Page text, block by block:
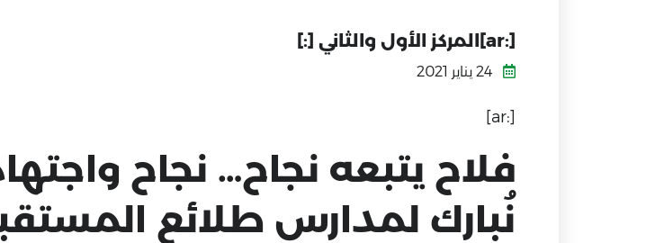
[:ar]المركز الأول والثاني [:]
[:ar]
فلاح يتبعه نجاح… نجاح
نُبارك لمدارس طلائع